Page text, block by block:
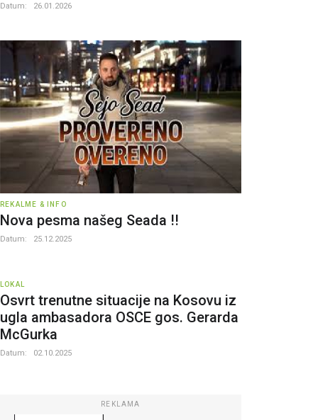
Datum: 26.01.2026
REKALME & INFO
Nova pesma našeg Seada !!
Datum: 25.12.2025
LOKAL
Osvrt trenutne situacije na Kosovu iz
ugla ambasadora OSCE gos. Gerarda
McGurka
Datum: 02.10.2025
REKLAMA